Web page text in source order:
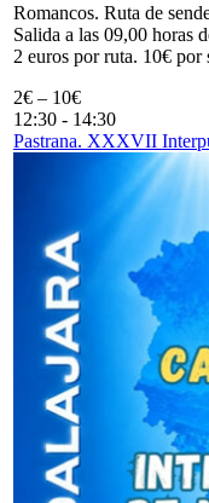
Romancos. Ruta de
Salida a las 09,00 horas
2 euros por ruta. 10€
2€ – 10€
12:30 - 14:30
Pastrana. XXXVII